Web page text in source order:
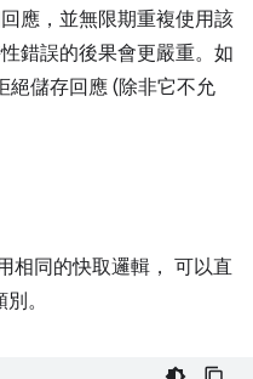
應，並無限期重複使用該
錯誤的後果會更嚴重。如
絕儲存回應 (除非它不允
相同的快取邏輯， 可以直
別。